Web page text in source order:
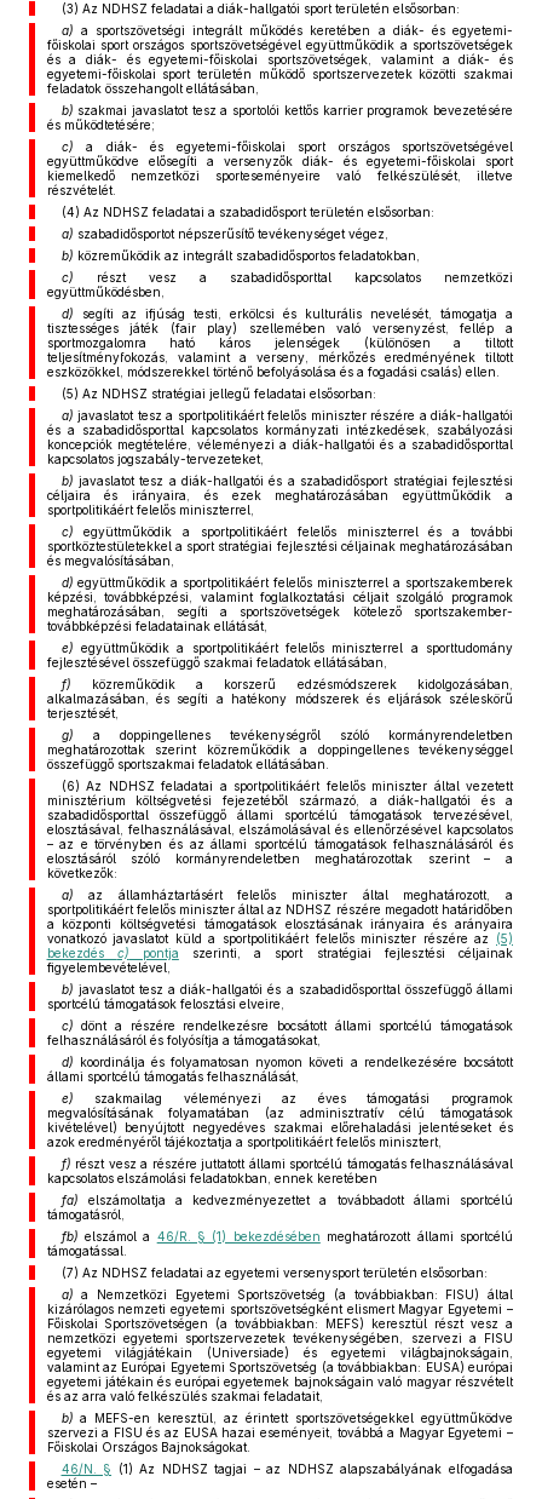
(3) Az NDHSZ feladatai a diák-hallgatói sport területén elsősorban:
a) a sportszövetségi integrált működés keretében a diák- és egyetemi-
főiskolai sport országos sportszövetségével együttműködik a sportszövetségek
és a diák- és egyetemi-főiskolai sportszövetségek, valamint a diák- és
egyetemi-főiskolai sport területén működő sportszervezetek közötti szakmai
feladatok összehangolt ellátásában,
b) szakmai javaslatot tesz a sportolói kettős karrier programok bevezetésére
és működtetésére;
c) a diák- és egyetemi-főiskolai sport országos sportszövetségével
együttműködve elősegíti a versenyzők diák- és egyetemi-főiskolai sport
kiemelkedő nemzetközi sporteseményeire való felkészülését, illetve
részvételét.
(4) Az NDHSZ feladatai a szabadidősport területén elsősorban:
a) szabadidősportot népszerűsítő tevékenységet végez,
b) közreműködik az integrált szabadidősportos feladatokban,
c) részt vesz a szabadidősporttal kapcsolatos nemzetközi
együttműködésben,
d) segíti az ifjúság testi, erkölcsi és kulturális nevelését, támogatja a
tisztességes játék (fair play) szellemében való versenyzést, fellép a
sportmozgalomra ható káros jelenségek (különösen a tiltott
teljesítményfokozás, valamint a verseny, mérkőzés eredményének tiltott
eszközökkel, módszerekkel történő befolyásolása és a fogadási csalás) ellen.
(5) Az NDHSZ stratégiai jellegű feladatai elsősorban:
a) javaslatot tesz a sportpolitikáért felelős miniszter részére a diák-hallgatói
és a szabadidősporttal kapcsolatos kormányzati intézkedések, szabályozási
koncepciók megtételére, véleményezi a diák-hallgatói és a szabadidősporttal
kapcsolatos jogszabály-tervezeteket,
b) javaslatot tesz a diák-hallgatói és a szabadidősport stratégiai fejlesztési
céljaira és irányaira, és ezek meghatározásában együttműködik a
sportpolitikáért felelős miniszterrel,
c) együttműködik a sportpolitikáért felelős miniszterrel és a további
sportköztestületekkel a sport stratégiai fejlesztési céljainak meghatározásában
és megvalósításában,
d) együttműködik a sportpolitikáért felelős miniszterrel a sportszakemberek
képzési, továbbképzési, valamint foglalkoztatási céljait szolgáló programok
meghatározásában, segíti a sportszövetségek kötelező sportszakember-
továbbképzési feladatainak ellátását,
e) együttműködik a sportpolitikáért felelős miniszterrel a sporttudomány
fejlesztésével összefüggő szakmai feladatok ellátásában,
f) közreműködik a korszerű edzésmódszerek kidolgozásában,
alkalmazásában, és segíti a hatékony módszerek és eljárások széleskörű
terjesztését,
g) a doppingellenes tevékenységről szóló kormányrendeletben
meghatározottak szerint közreműködik a doppingellenes tevékenységgel
összefüggő sportszakmai feladatok ellátásában.
(6) Az NDHSZ feladatai a sportpolitikáért felelős miniszter által vezetett
minisztérium költségvetési fejezetéből származó, a diák-hallgatói és a
szabadidősporttal összefüggő állami sportcélú támogatások tervezésével,
elosztásával, felhasználásával, elszámolásával és ellenőrzésével kapcsolatos
– az e törvényben és az állami sportcélú támogatások felhasználásáról és
elosztásáról szóló kormányrendeletben meghatározottak szerint – a
következők:
a) az államháztartásért felelős miniszter által meghatározott, a
sportpolitikáért felelős miniszter által az NDHSZ részére megadott határidőben
a központi költségvetési támogatások elosztásának irányaira és arányaira
vonatkozó javaslatot küld a sportpolitikáért felelős miniszter részére az (5)
bekezdés c) pontja szerinti, a sport stratégiai fejlesztési céljainak
figyelembevételével,
b) javaslatot tesz a diák-hallgatói és a szabadidősporttal összefüggő állami
sportcélú támogatások felosztási elveire,
c) dönt a részére rendelkezésre bocsátott állami sportcélú támogatások
felhasználásáról és folyósítja a támogatásokat,
d) koordinálja és folyamatosan nyomon követi a rendelkezésére bocsátott
állami sportcélú támogatás felhasználását,
e) szakmailag véleményezi az éves támogatási programok
megvalósításának folyamatában (az adminisztratív célú támogatások
kivételével) benyújtott negyedéves szakmai előrehaladási jelentéseket és
azok eredményéről tájékoztatja a sportpolitikáért felelős minisztert,
f) részt vesz a részére juttatott állami sportcélú támogatás felhasználásával
kapcsolatos elszámolási feladatokban, ennek keretében
fa) elszámoltatja a kedvezményezettet a továbbadott állami sportcélú
támogatásról,
fb) elszámol a 46/R. § (1) bekezdésében meghatározott állami sportcélú
támogatással.
(7) Az NDHSZ feladatai az egyetemi versenysport területén elsősorban:
a) a Nemzetközi Egyetemi Sportszövetség (a továbbiakban: FISU) által
kizárólagos nemzeti egyetemi sportszövetségként elismert Magyar Egyetemi –
Főiskolai Sportszövetségen (a továbbiakban: MEFS) keresztül részt vesz a
nemzetközi egyetemi sportszervezetek tevékenységében, szervezi a FISU
egyetemi világjátékain (Universiade) és egyetemi világbajnokságain,
valamint az Európai Egyetemi Sportszövetség (a továbbiakban: EUSA) európai
egyetemi játékain és európai egyetemek bajnokságain való magyar részvételt
és az arra való felkészülés szakmai feladatait,
b) a MEFS-en keresztül, az érintett sportszövetségekkel együttműködve
szervezi a FISU és az EUSA hazai eseményeit, továbbá a Magyar Egyetemi –
Főiskolai Országos Bajnokságokat.
46/N. § (1) Az NDHSZ tagjai – az NDHSZ alapszabályának elfogadása
esetén –